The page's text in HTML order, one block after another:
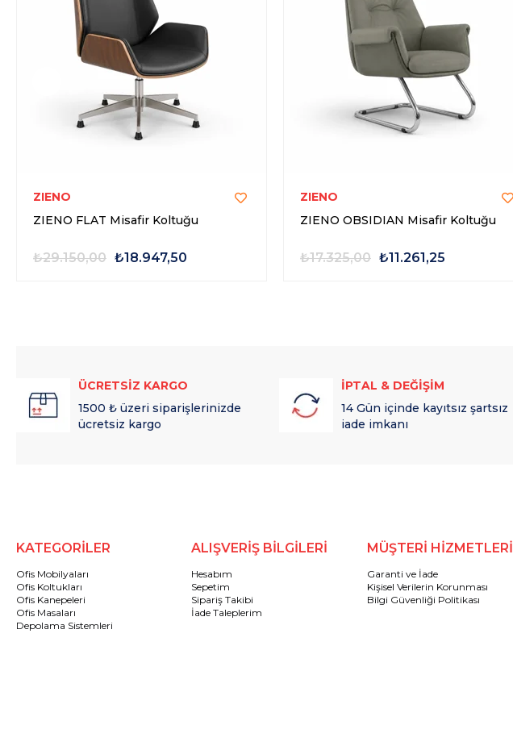
ZIENO
ZIENO FLAT Misafir Koltuğu
₺18.947,50
₺29.150,00
ZIENO
ZIENO OBSIDIAN Misafir Koltuğu
₺11.261,25
₺17.325,00
ÜCRETSİZ KARGO
1500 ₺ üzeri siparişlerinizde
ücretsiz kargo
İPTAL & DEĞİŞİM
14 Gün içinde kayıtsız şartsız
iade imkanı
KATEGORİLER
Ofis Mobilyaları
Ofis Koltukları
Ofis Kanepeleri
Ofis Masaları
Depolama Sistemleri
ALIŞVERİŞ BİLGİLERİ
Hesabım
Sepetim
Sipariş Takibi
İade Taleplerim
MÜŞTERİ HİZMETLERİ
Garanti ve İade
Kişisel Verilerin Korunması
Bilgi Güvenliği Politikası